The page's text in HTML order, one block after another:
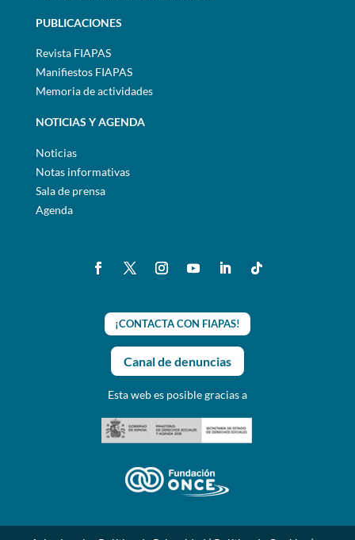
PUBLICACIONES
Revista FIAPAS
Manifiestos FIAPAS
Memoria de actividades
NOTICIAS Y AGENDA
Noticias
Notas informativas
Sala de prensa
Agenda
¡CONTACTA CON FIAPAS!
Canal de denuncias
Esta web es posible gracias a